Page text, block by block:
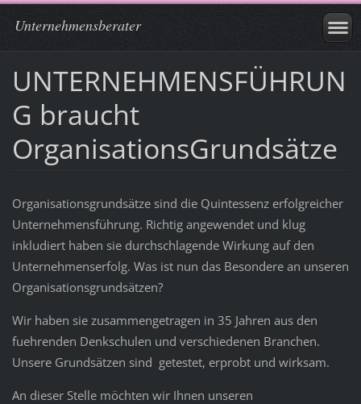
Unternehmensberater
UNTERNEHMENSFÜHRUN
G braucht
OrganisationsGrundsätze
Organisationsgrundsätze sind die Quintessenz erfolgreicher
Unternehmensführung. Richtig angewendet und klug
inkludiert haben sie durchschlagende Wirkung auf den
Unternehmenserfolg. Was ist nun das Besondere an unseren
Organisationsgrundsätzen?
Wir haben sie zusammengetragen in 35 Jahren aus den
fuehrenden Denkschulen und verschiedenen Branchen.
Unsere Grundsätzen sind getestet, erprobt und wirksam.
An dieser Stelle möchten wir Ihnen unseren